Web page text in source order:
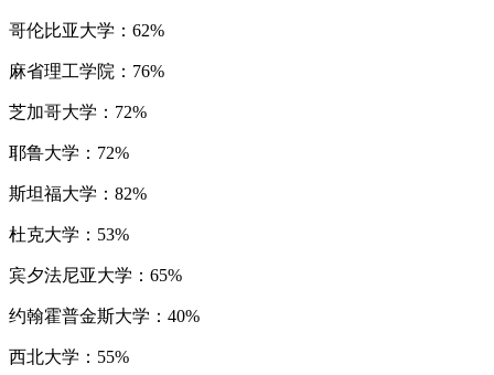
哥伦比亚大学：62%
麻省理工学院：76%
芝加哥大学：72%
耶鲁大学：72%
斯坦福大学：82%
杜克大学：53%
宾夕法尼亚大学：65%
约翰霍普金斯大学：40%
西北大学：55%